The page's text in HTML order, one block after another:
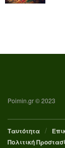
Poimin.gr © 2023
Ταυτότητα
Πολιτική